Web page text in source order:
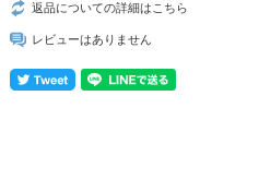
返品についての詳細はこちら
レビューはありません